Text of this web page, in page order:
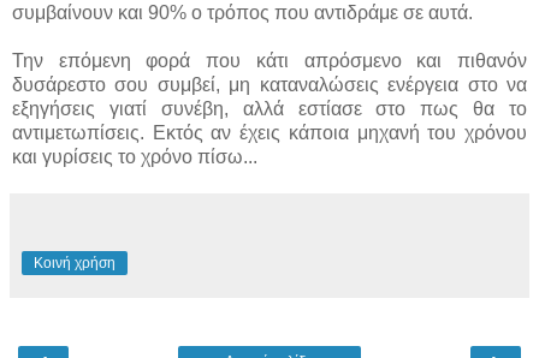
συμβαίνουν και 90% ο τρόπος που αντιδράμε σε αυτά.
Την επόμενη φορά που κάτι απρόσμενο και πιθανόν
δυσάρεστο σου συμβεί, μη καταναλώσεις ενέργεια στο να
εξηγήσεις γιατί συνέβη, αλλά εστίασε στο πως θα το
αντιμετωπίσεις. Εκτός αν έχεις κάποια μηχανή του χρόνου
και γυρίσεις το χρόνο πίσω...
Κοινή χρήση